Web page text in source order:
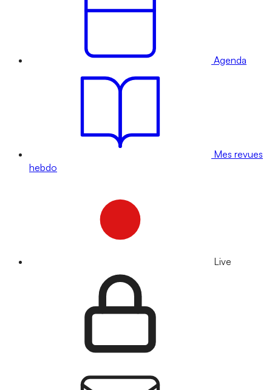
Agenda
Mes revues
hebdo
Live